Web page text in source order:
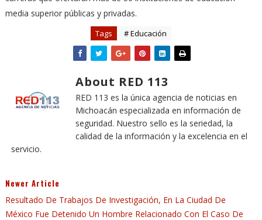
media superior públicas y privadas.
Tags # Educación
About RED 113
RED 113 es la única agencia de noticias en
Michoacán especializada en información de
seguridad. Nuestro sello es la seriedad, la
calidad de la información y la excelencia en el
servicio.
Newer Article
Resultado De Trabajos De Investigación, En La Ciudad De
México Fue Detenido Un Hombre Relacionado Con El Caso De